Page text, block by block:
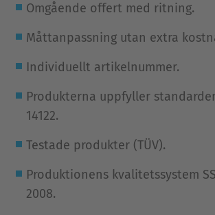
Omgående offert med ritning.
Måttanpassning utan extra
Individuellt artikelnummer.
Produkterna uppfyller standarden
14122.
Testade produkter (TÜV).
Produktionens kvalitetssystem
2008.